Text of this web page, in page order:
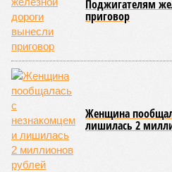
меры по выявлению и
ресурсов позволили почти на
подобных преступлений.
цифровой безопасности
взаимодействие. Так, Банк
подозрительные телефонные
после чего направляет сведения
регистраторам доменных имён
прокуратуру РФ для принятия
Подводя итоги слушаний, член
Федеральной службе по